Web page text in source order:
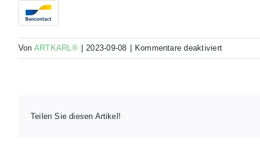
Von ARTKARL® 2023-09-08 Kommentare deaktiviertfür
2
Teilen Sie diesen Artikel!